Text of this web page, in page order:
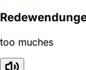
too muches